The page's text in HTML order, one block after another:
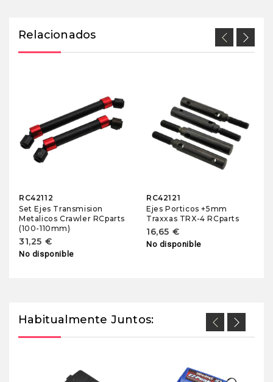
Relacionados
RC42112
Set Ejes Transmision
Metalicos Crawler RCparts
(100-110mm)
31,25 €
No disponible
RC42121
Ejes Porticos +5mm
Traxxas TRX-4 RCparts
16,65 €
No disponible
Habitualmente Juntos: